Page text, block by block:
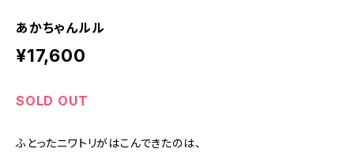
あかちゃんルル
¥17,600
SOLD OUT
ふとったニワトリがはこんできたのは、